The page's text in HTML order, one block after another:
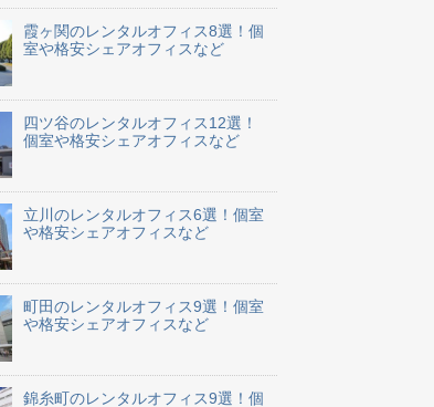
霞ヶ関のレンタルオフィス8選！個
室や格安シェアオフィスなど
四ツ谷のレンタルオフィス12選！
個室や格安シェアオフィスなど
立川のレンタルオフィス6選！個室
や格安シェアオフィスなど
町田のレンタルオフィス9選！個室
や格安シェアオフィスなど
錦糸町のレンタルオフィス9選！個